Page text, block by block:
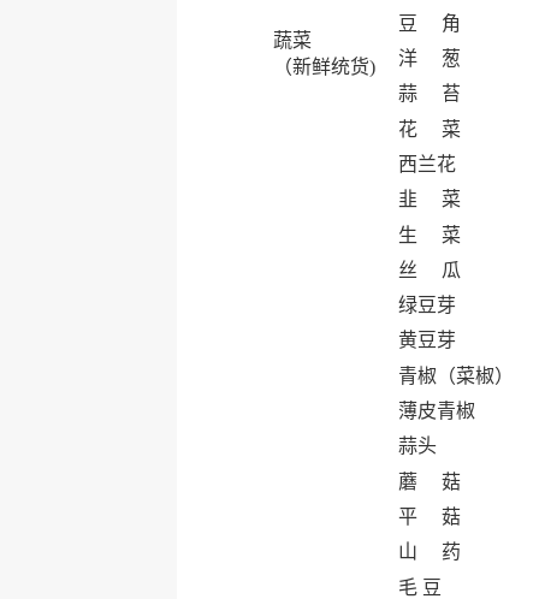
蔬菜
（新鲜统货)
豆 角
洋 葱
蒜 苔
花 菜
西兰花
韭 菜
生 菜
丝 瓜
绿豆芽
黄豆芽
青椒（菜椒）
薄皮青椒
蒜头
蘑 菇
平 菇
山 药
毛 豆